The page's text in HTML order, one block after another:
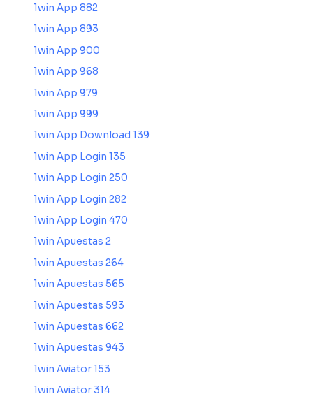
1win App 882
1win App 893
1win App 900
1win App 968
1win App 979
1win App 999
1win App Download 139
1win App Login 135
1win App Login 250
1win App Login 282
1win App Login 470
1win Apuestas 2
1win Apuestas 264
1win Apuestas 565
1win Apuestas 593
1win Apuestas 662
1win Apuestas 943
1win Aviator 153
1win Aviator 314